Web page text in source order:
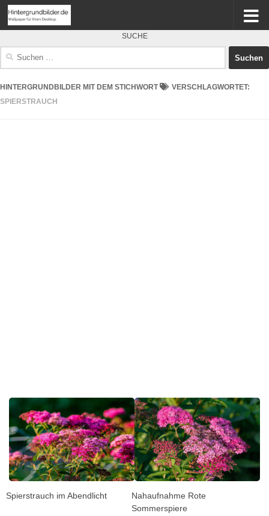
SUCHE
HINTERGRUNDBILDER MIT DEM STICHWORT
VERSCHLAGWORTET:
SPIERSTRAUCH
Spierstrauch im Abendlicht
Nahaufnahme Rote
Sommerspiere